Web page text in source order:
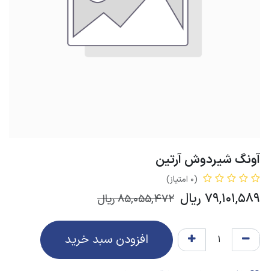
آونگ شیردوش آرتین
(0 امتیاز)
79,101,589 ریال 85,055,472ریال
افزودن سبد خرید